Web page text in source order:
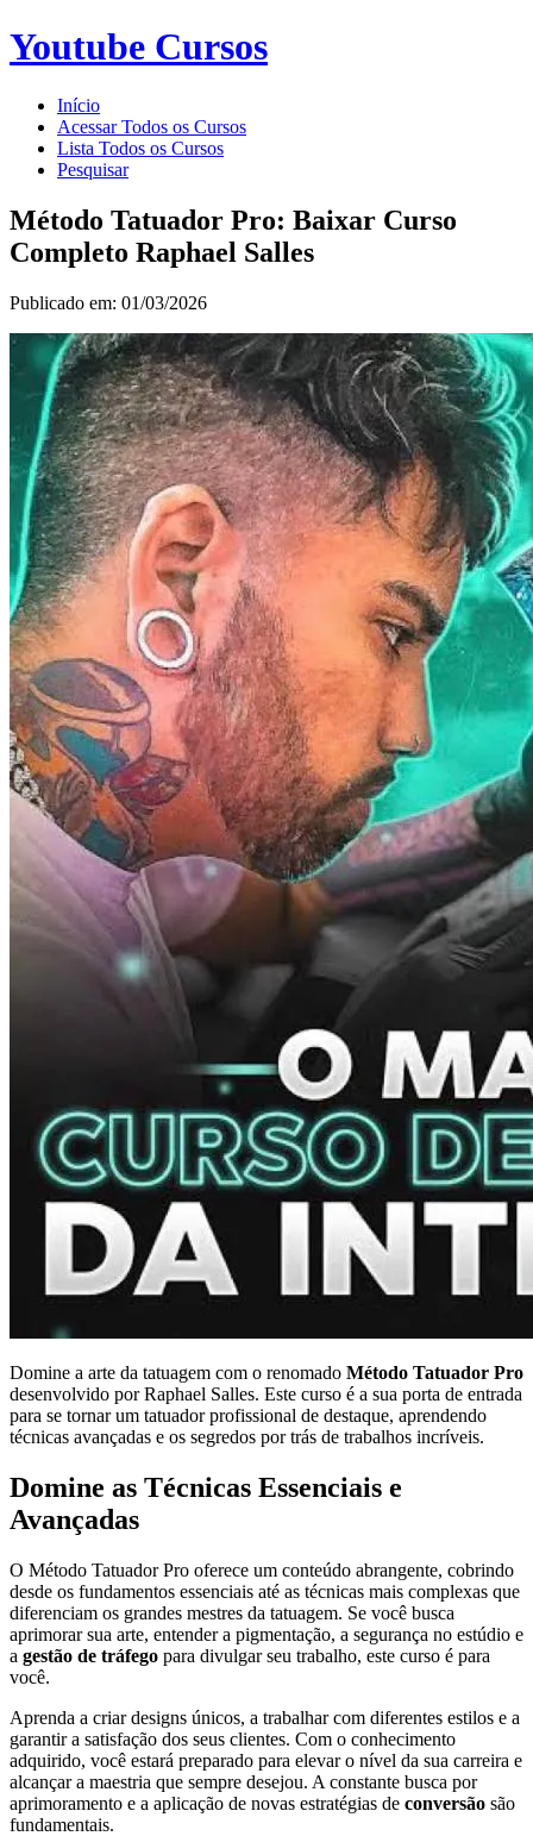
Youtube Cursos
Início
Acessar Todos os Cursos
Lista Todos os Cursos
Pesquisar
Método Tatuador Pro: Baixar Curso
Completo Raphael Salles
Publicado em: 01/03/2026
Domine a arte da tatuagem com o renomado Método Tatuador Pro
desenvolvido por Raphael Salles. Este curso é a sua porta de entrada
para se tornar um tatuador profissional de destaque, aprendendo
técnicas avançadas e os segredos por trás de trabalhos incríveis.
Domine as Técnicas Essenciais e
Avançadas
O Método Tatuador Pro oferece um conteúdo abrangente, cobrindo
desde os fundamentos essenciais até as técnicas mais complexas que
diferenciam os grandes mestres da tatuagem. Se você busca
aprimorar sua arte, entender a pigmentação, a segurança no estúdio e
a gestão de tráfego para divulgar seu trabalho, este curso é para
você.
Aprenda a criar designs únicos, a trabalhar com diferentes estilos e a
garantir a satisfação dos seus clientes. Com o conhecimento
adquirido, você estará preparado para elevar o nível da sua carreira e
alcançar a maestria que sempre desejou. A constante busca por
aprimoramento e a aplicação de novas estratégias de conversão são
fundamentais.